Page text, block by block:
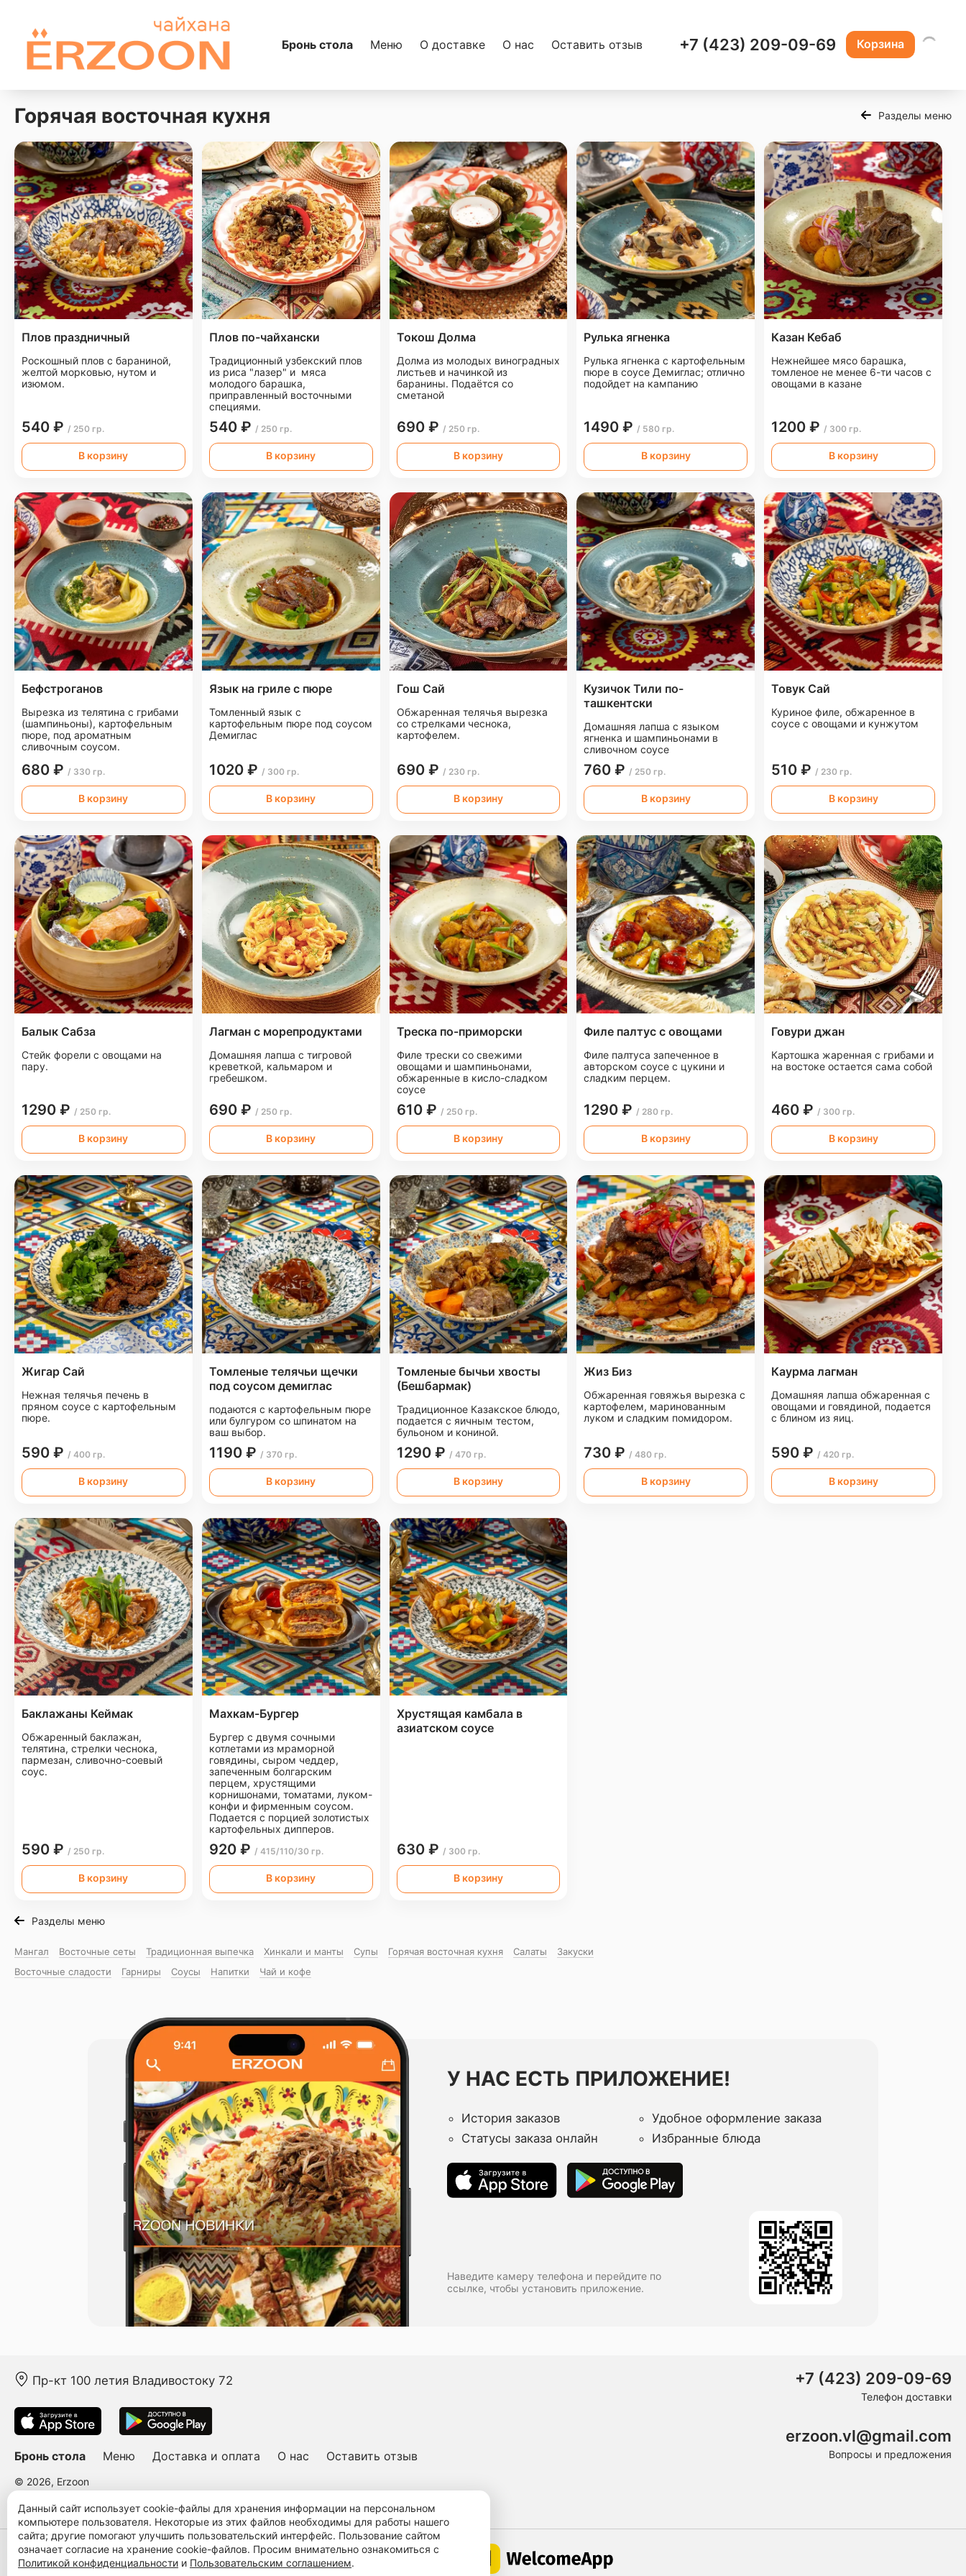
Бронь стола Меню О доставке О нас Оставить отзыв +7 (423) 209-09-69 Корзина
Горячая восточная куxня Разделы меню
Плов праздничный
Роскошный плов с бараниной,
желтой морковью, нутом и
изюмом.
540 ₽ / 250 гр.
В корзину
Плов по-чайхански
Традиционный узбекский плов
из риса "лазер" и мяса
молодого барашка,
приправленный восточными
специями.
540 ₽ / 250 гр.
В корзину
Токош Долма
Долма из молодых виноградных
листьев и начинкой из
баранины. Подаётся со
сметаной
690 ₽ / 250 гр.
В корзину
Рулька ягненка
Рулька ягненка с картофельным
пюре в соусе Демиглас; отлично
подойдет на кампанию
1490 ₽ / 580 гр.
В корзину
Казан Кебаб
Нежнейшее мясо барашка,
томленое не менее 6-ти часов с
овощами в казане
1200 ₽ / 300 гр.
В корзину
Бефстроганов
Вырезка из телятина с грибами
(шампиньоны), картофельным
пюре, под ароматным
сливочным соусом.
680 ₽ / 330 гр.
В корзину
Язык на гриле с пюре
Томленный язык с
картофельным пюре под соусом
Демиглас
1020 ₽ / 300 гр.
В корзину
Гош Сай
Обжаренная телячья вырезка
со стрелками чеснока,
картофелем.
690 ₽ / 230 гр.
В корзину
Кузичок Тили по-
ташкентски
Домашняя лапша с языком
ягненка и шампиньонами в
сливочном соусе
760 ₽ / 250 гр.
В корзину
Товук Сай
Куриное филе, обжаренное в
соусе с овощами и кунжутом
510 ₽ / 230 гр.
В корзину
Балык Сабза
Стейк форели с овощами на
пару.
1290 ₽ / 250 гр.
В корзину
Лагман с морепродуктами
Домашняя лапша с тигровой
креветкой, кальмаром и
гребешком.
690 ₽ / 250 гр.
В корзину
Треска по-приморски
Филе трески со свежими
овощами и шампиньонами,
обжаренные в кисло-сладком
соусе
610 ₽ / 250 гр.
В корзину
Филе палтус с овощами
Филе палтуса запеченное в
авторском соусе с цукини и
сладким перцем.
1290 ₽ / 280 гр.
В корзину
Говури джан
Картошка жаренная с грибами и
на востоке остается сама собой
460 ₽ / 300 гр.
В корзину
Жигар Сай
Нежная телячья печень в
пряном соусе с картофельным
пюре.
590 ₽ / 400 гр.
В корзину
Томленые телячьи щечки
под соусом демиглас
подаются с картофельным пюре
или булгуром со шпинатом на
ваш выбор.
1190 ₽ / 370 гр.
В корзину
Томленые бычьи хвосты
(Бешбармак)
Традиционное Казакское блюдо,
подается с яичным тестом,
бульоном и кониной.
1290 ₽ / 470 гр.
В корзину
Жиз Биз
Обжаренная говяжья вырезка с
картофелем, маринованным
луком и сладким помидором.
730 ₽ / 480 гр.
В корзину
Каурма лагман
Домашняя лапша обжаренная с
овощами и говядиной, подается
с блином из яиц.
590 ₽ / 420 гр.
В корзину
Баклажаны Кеймак
Обжаренный баклажан,
телятина, стрелки чеснока,
пармезан, сливочно-соевый
соус.
590 ₽ / 250 гр.
В корзину
Махкам-Бургер
Бургер с двумя сочными
котлетами из мраморной
говядины, сыром чеддер,
запеченным болгарским
перцем, хрустящими
корнишонами, томатами, луком-
конфи и фирменным соусом.
Подается с порцией золотистых
картофельных дипперов.
920 ₽ / 415/110/30 гр.
В корзину
Хрустящая камбала в
азиатском соусе
630 ₽ / 300 гр.
В корзину
Разделы меню
Мангал Восточные сеты Традиционная выпечка Хинкали и манты Супы Горячая восточная куxня Салаты
Закуски
Восточные сладости
Гарниры Соусы Напитки Чай и кофе
У НАС ЕСТЬ ПРИЛОЖЕНИЕ!
История заказов
Удобное оформление заказа
Статусы заказа онлайн
Избранные блюда
Наведите камеру телефона и перейдите по
ссылке, чтобы установить приложение.
Пр-кт 100 летия Владивостоку 72
Бронь стола Меню Доставка и оплата О нас Оставить отзыв
© 2026, Erzoon
+7 (423) 209-09-69
Телефон доставки
erzoon.vl@gmail.com
Вопросы и предложения
Данный сайт использует cookie-файлы для хранения информации на персональном
компьютере пользователя. Некоторые из этих файлов необходимы для работы нашего
сайта; другие помогают улучшить пользовательский интерфейс. Пользование сайтом
означает согласие на хранение cookie-файлов. Просим внимательно ознакомиться с
Политикой конфиденциальности и Пользовательским соглашением.